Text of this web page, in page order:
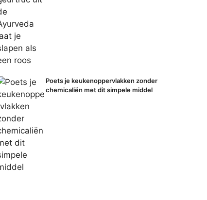
Poets je keukenoppervlakken zonder
chemicaliën met dit simpele middel